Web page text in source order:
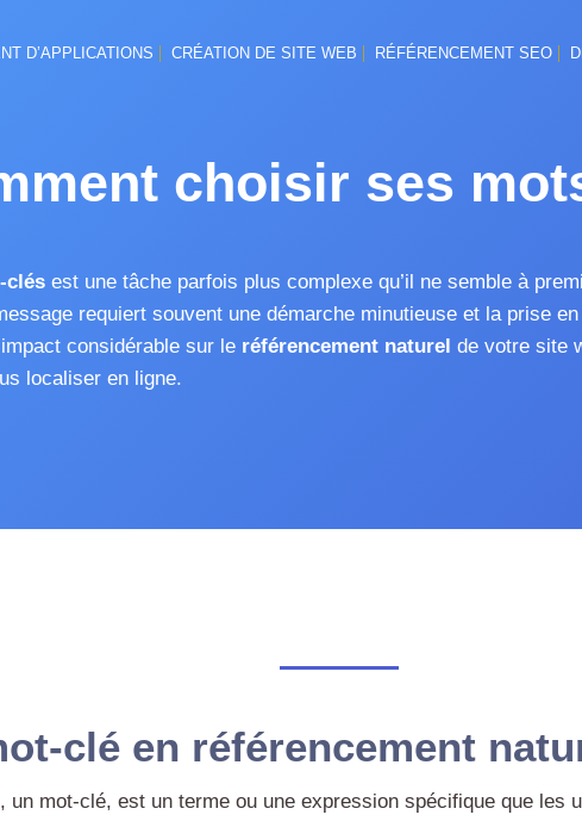
D’APPLICATIONS CRÉATION DE SITE WEB RÉFÉRENCEMENT SEO
choisir ses
clés est une tâche parfois plus complexe qu’il ne semble à
requiert souvent une démarche minutieuse et la prise
considérable sur le référencement naturel de votre site
localiser en ligne.
clé en référencement
un mot-clé, est un terme ou une expression spécifique que les